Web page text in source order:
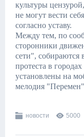
культуры
не могут вести
согласно уставу.
Между тем, по
сторонники
сети", собираются
протеста в
установлены на
мелодия
новости 5000